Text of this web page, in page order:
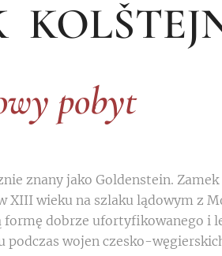
pobyt
znany jako Goldenstein.
XIII wieku na szlaku lądowym z
formę dobrze ufortyfikowanego i
podczas wojen czesko-